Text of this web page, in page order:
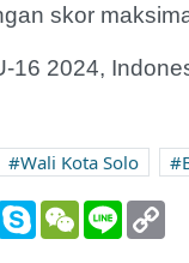
skor
16 2024,
Wali Kota Solo
SkypeWeChatLine
Itu: